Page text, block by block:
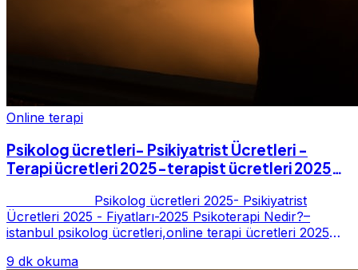
Online terapi
Psikolog ücretleri- Psikiyatrist Ücretleri -
Terapi ücretleri 2025-terapist ücretleri 2025-
Psikolog ücretleri 2025- Psikiyatrist
Ücretleri 2025 - Fiyatları-2025 Psikoterapi Nedir?–
istanbul psikolog ücretleri,online terapi ücretleri 2025
9 dk okuma